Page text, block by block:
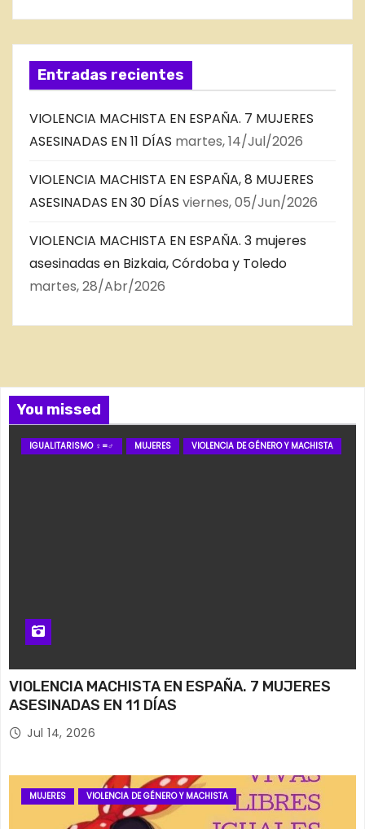
Entradas recientes
VIOLENCIA MACHISTA EN ESPAÑA. 7 MUJERES
ASESINADAS EN 11 DÍAS martes, 14/Jul/2026
VIOLENCIA MACHISTA EN ESPAÑA, 8 MUJERES
ASESINADAS EN 30 DÍAS viernes, 05/Jun/2026
VIOLENCIA MACHISTA EN ESPAÑA. 3 mujeres
asesinadas en Bizkaia, Córdoba y Toledo
martes, 28/Abr/2026
You missed
IGUALITARISMO ♀=♂ MUJERES VIOLENCIA DE GÉNERO Y MACHISTA
VIOLENCIA MACHISTA EN ESPAÑA. 7 MUJERES
ASESINADAS EN 11 DÍAS
Jul 14, 2026
MUJERES VIOLENCIA DE GÉNERO Y MACHISTA